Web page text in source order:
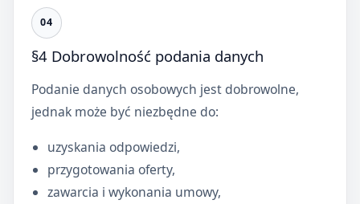
§4 Dobrowolność podania danych
Podanie danych osobowych jest dobrowolne,
jednak może być niezbędne do:
uzyskania odpowiedzi,
przygotowania oferty,
zawarcia i wykonania umowy,